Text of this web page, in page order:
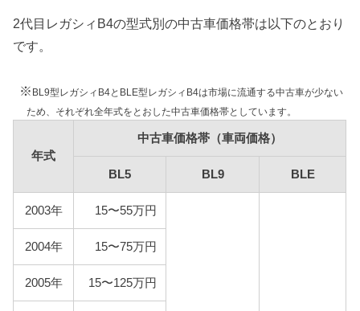
BLE
車検費用
車検代行料金、一般消耗品の交換費用などを含め車
自賠責
2代目レガシィB4は自家用乗用車に該当しますので、
自賠責の金額は10,775円となります。
年間10,000km走行、レギュラー1Lあたり130円、ハ
イオク1Lあたり140円を前提条件として、基本情報で
説明した型式ごとの使用燃料と想定実燃費をもとに
燃料代を算出しています。
2代目レガシィB4の型式別の中古車価格帯は以下のとおり
です。
※ BL9型レガシィB4とBLE型レガシィB4は市場に流通する中古車が少ない
ため、それぞれ全年式をとおした中古車価格帯としています。
年式
中古車価格帯（車両価格）
BL5 BL9 BLE
2003年 15〜55万円
2004年 15〜75万円
2005年 15〜125万円